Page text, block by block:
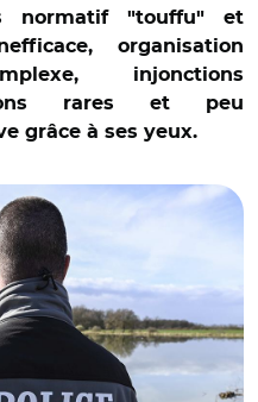
normatif "touffu" et
organisation
injonctions
rares et peu
grâce à ses yeux.